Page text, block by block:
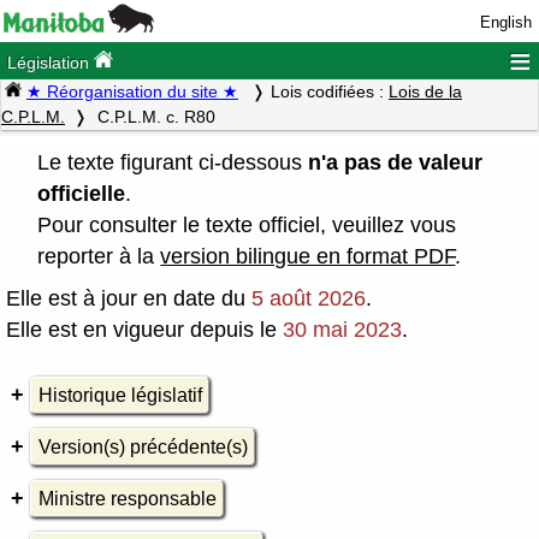
English
Législation ≡
★ Réorganisation du site ★ Lois codifiées : Lois de la
C.P.L.M.
C.P.L.M. c. R80
Le texte figurant ci-dessous n'a pas de valeur
officielle.
Pour consulter le texte officiel, veuillez vous
reporter à laversion bilingue en format PDF.
Elle est à jour en date du 5 août 2026.
Elle est en vigueur depuis le 30 mai 2023.
Historique législatif
Version(s) précédente(s)
Ministre responsable